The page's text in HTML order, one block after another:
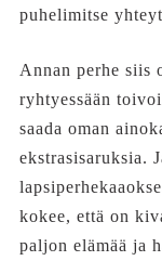
puhelimitse
Annan perhe siis
ryhtyessään
saada oman
ekstrasisaruksia.
kokee, että on
paljon elämää ja